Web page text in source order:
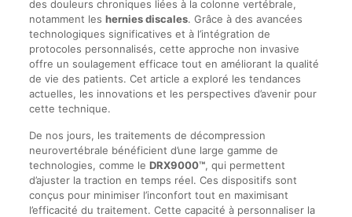
des douleurs chroniques liées à la colonne vertébrale,
notamment les hernies discales. Grâce à des avancées
technologiques significatives et à l’intégration de
protocoles personnalisés, cette approche non invasive
offre un soulagement efficace tout en améliorant la qualité
de vie des patients. Cet article a exploré les tendances
actuelles, les innovations et les perspectives d’avenir pour
cette technique.
De nos jours, les traitements de décompression
neurovertébrale bénéficient d’une large gamme de
technologies, comme le DRX9000™, qui permettent
d’ajuster la traction en temps réel. Ces dispositifs sont
conçus pour minimiser l’inconfort tout en maximisant
l’efficacité du traitement. Cette capacité à personnaliser la